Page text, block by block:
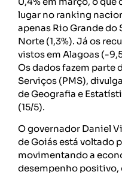
lugar no ranking
apenas Rio Grande do
Norte (1,3%). Já os
vistos em Alagoas (-
Os dados fazem parte
Serviços (PMS),
de Geografia e
(15/5).
O governador Daniel
de Goiás está voltado
movimentando a
desempenho positivo,